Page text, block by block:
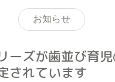
お知らせ
ーズが歯並び育
されています